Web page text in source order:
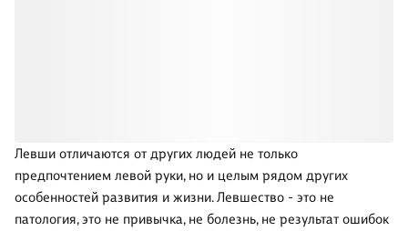
Левши отличаются от других людей не только
предпочтением левой руки, но и целым рядом других
особенностей развития и жизни. Левшество - это не
патология, это не привычка, не болезнь, не результат ошибок